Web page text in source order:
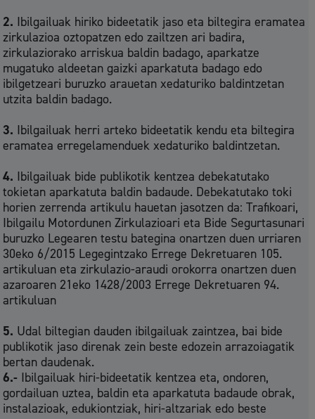
2. Ibilgailuak hiriko bideetatik jaso eta biltegira eramatea
zirkulazioa oztopatzen edo zailtzen ari badira,
zirkulaziorako arriskua baldin badago, aparkatze
mugatuko aldeetan gaizki aparkatuta badago edo
ibilgetzeari buruzko arauetan xedaturiko baldintzetan
utzita baldin badago.
3. Ibilgailuak herri arteko bideetatik kendu eta biltegira
eramatea erregelamenduek xedaturiko baldintzetan.
4. Ibilgailuak bide publikotik kentzea debekatutako
tokietan aparkatuta baldin badaude. Debekatutako toki
horien zerrenda artikulu hauetan jasotzen da: Trafikoari,
Ibilgailu Motordunen Zirkulazioari eta Bide Segurtasunari
buruzko Legearen testu bategina onartzen duen urriaren
30eko 6/2015 Legegintzako Errege Dekretuaren 105.
artikuluan eta zirkulazio-araudi orokorra onartzen duen
azaroaren 21eko 1428/2003 Errege Dekretuaren 94.
artikuluan
5. Udal biltegian dauden ibilgailuak zaintzea, bai bide
publikotik jaso direnak zein beste edozein arrazoiagatik
bertan daudenak.
6.- Ibilgailuak hiri-bideetatik kentzea eta, ondoren,
gordailuan uztea, baldin eta aparkatuta badaude obrak,
instalazioak, edukiontziak, hiri-altzariak edo beste